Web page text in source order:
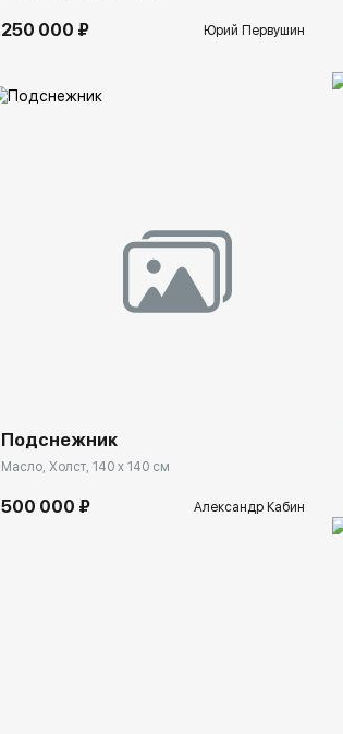
250 000 ₽ Юрий Первушин
Подснежник
Масло, Холст, 140 x 140 см
500 000 ₽ Александр Кабин